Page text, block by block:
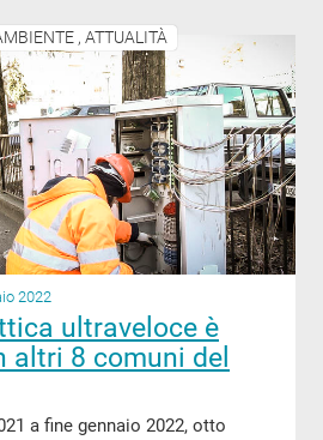
, ATTUALITÀ
2022
ultraveloce è
altri 8 comuni del
a fine gennaio 2022, otto